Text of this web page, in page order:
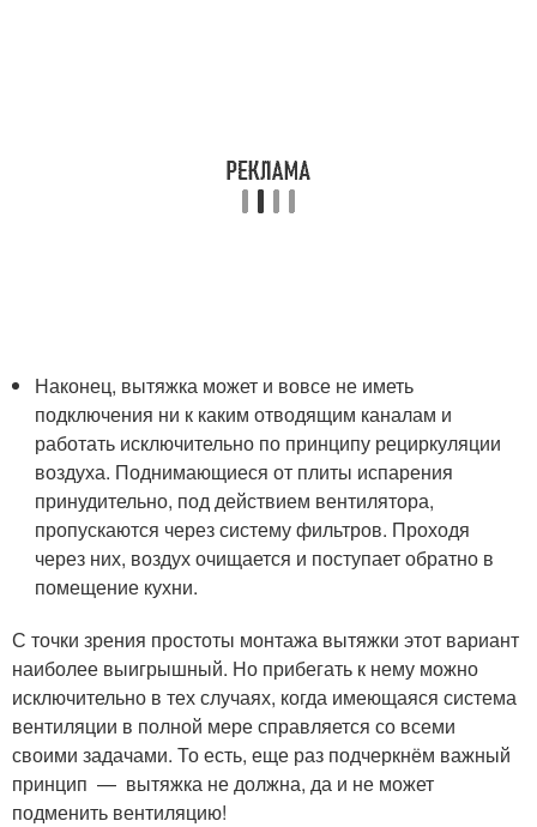
Наконец, вытяжка может и вовсе не иметь
подключения ни к каким отводящим каналам и
работать исключительно по принципу рециркуляции
воздуха. Поднимающиеся от плиты испарения
принудительно, под действием вентилятора,
пропускаются через систему фильтров. Проходя
через них, воздух очищается и поступает обратно в
помещение кухни.
С точки зрения простоты монтажа вытяжки этот вариант
наиболее выигрышный. Но прибегать к нему можно
исключительно в тех случаях, когда имеющаяся система
вентиляции в полной мере справляется со всеми
своими задачами. То есть, еще раз подчеркнём важный
принцип — вытяжка не должна, да и не может
подменить вентиляцию!